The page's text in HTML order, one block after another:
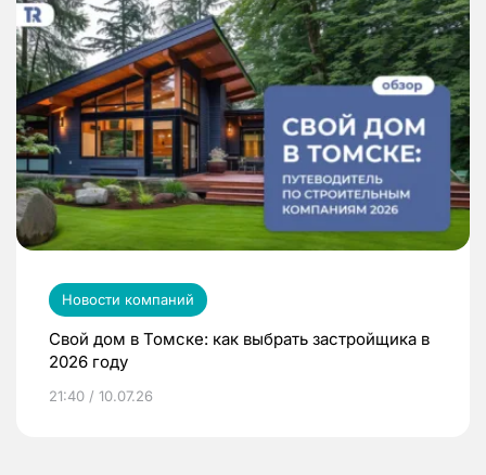
Новости компаний
Свой дом в Томске: как выбрать застройщика в
2026 году
21:40 / 10.07.26